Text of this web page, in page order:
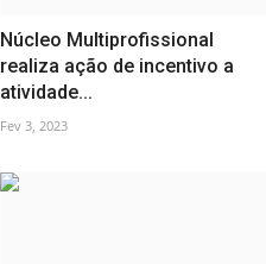
Núcleo Multiprofissional
realiza ação de incentivo a
atividade...
Fev 3, 2023